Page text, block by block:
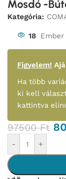
Mosdó -
Kategória:
18
Figyelem!
Ha több
ki kell
kattintva
97500Ft
- +